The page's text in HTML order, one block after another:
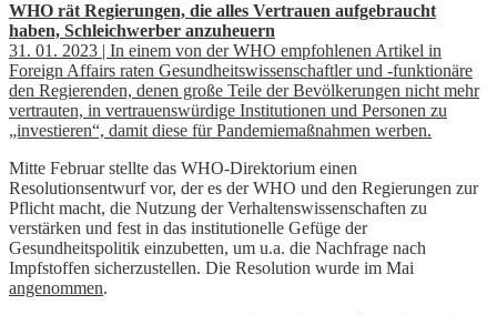
WHO rät Regierungen, die alles Vertrauen aufgebraucht
haben, Schleichwerber anzuheuern
31. 01. 2023 | In einem von der WHO empfohlenen Artikel in
Foreign Affairs raten Gesundheitswissenschaftler und -funktionäre
den Regierenden, denen große Teile der Bevölkerungen nicht mehr
vertrauten, in vertrauenswürdige Institutionen und Personen zu
„investieren“, damit diese für Pandemiemaßnahmen werben.
Mitte Februar stellte das WHO-Direktorium einen
Resolutionsentwurf vor, der es der WHO und den Regierungen zur
Pflicht macht, die Nutzung der Verhaltenswissenschaften zu
verstärken und fest in das institutionelle Gefüge der
Gesundheitspolitik einzubetten, um u.a. die Nachfrage nach
Impfstoffen sicherzustellen. Die Resolution wurde im Mai
angenommen.